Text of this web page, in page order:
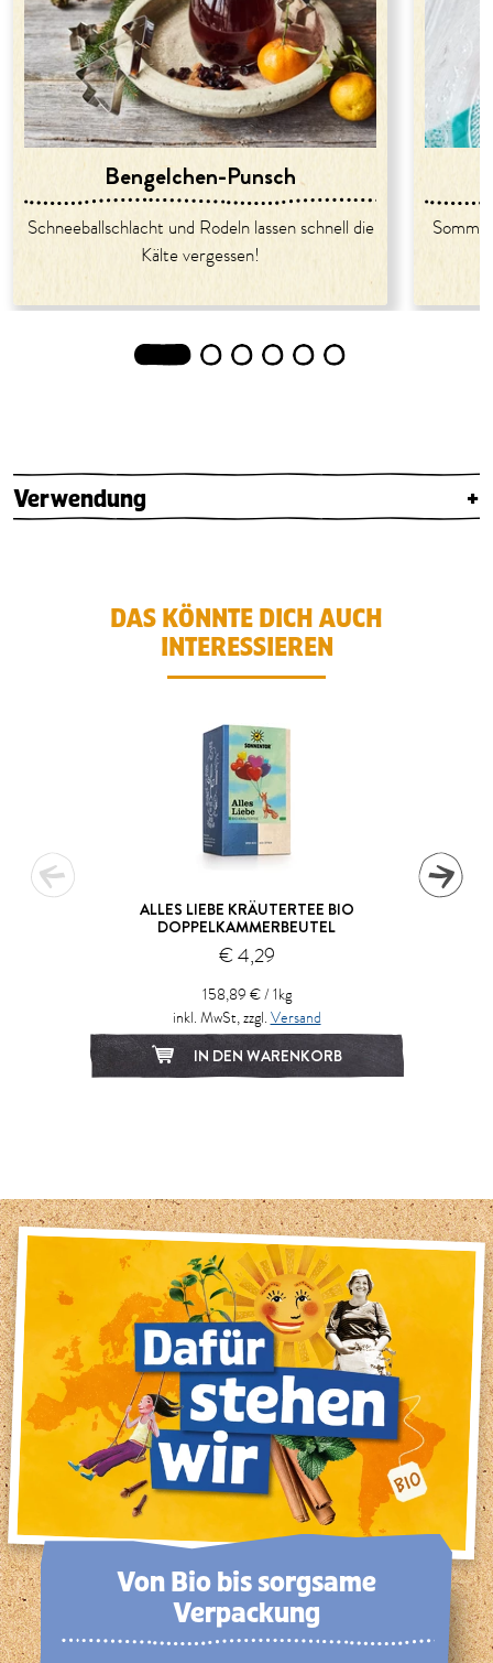
Bengelchen-Punsch
Schneeballschlacht und Rodeln lassen schnell die
Kälte vergessen!
1 2 3 4 5 6
Verwendung +
DAS KÖNNTE DICH AUCH
INTERESSIEREN
ALLES LIEBE KRÄUTERTEE BIO
DOPPELKAMMERBEUTEL
€ 4,29
158,89 € / 1kg
inkl. MwSt, zzgl. Versand
IN DEN WARENKORB
Von Bio bis sorg­same
Verpackung